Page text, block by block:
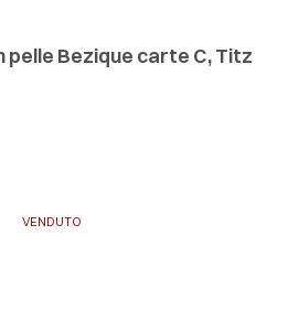
pelle Bezique carte C, Titz
VENDUTO